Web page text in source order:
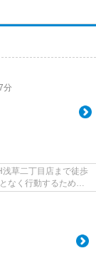
分
浅草二丁目店まで徒歩
なく行動するために